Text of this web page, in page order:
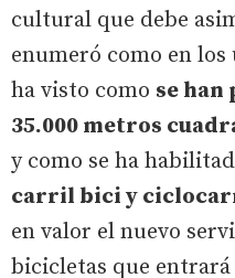
cultural que debe
enumeró como en
ha visto como se han
35.000 metros
y como se ha
carril bici y
en valor el nuevo
bicicletas que